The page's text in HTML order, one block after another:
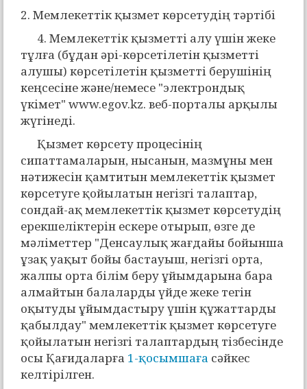
2. Мемлекеттік қызмет көрсетудің тәртібі
4. Мемлекеттік қызметті алу үшін жеке
тұлға (бұдан әрі-көрсетілетін қызметті
алушы) көрсетілетін қызметті берушінің
кеңсесіне және/немесе "электрондық
үкімет" www.egov.kz. веб-порталы арқылы
жүгінеді.
Қызмет көрсету процесінің
сипаттамаларын, нысанын, мазмұны мен
нәтижесін қамтитын мемлекеттік қызмет
көрсетуге қойылатын негізгі талаптар,
сондай-ақ мемлекеттік қызмет көрсетудің
ерекшеліктерін ескере отырып, өзге де
мәліметтер "Денсаулық жағдайы бойынша
ұзақ уақыт бойы бастауыш, негізгі орта,
жалпы орта білім беру ұйымдарына бара
алмайтын балаларды үйде жеке тегін
оқытуды ұйымдастыру үшін құжаттарды
қабылдау" мемлекеттік қызмет көрсетуге
қойылатын негізгі талаптардың тізбесінде
осы Қағидаларға 1-қосымшаға сәйкес
келтірілген.